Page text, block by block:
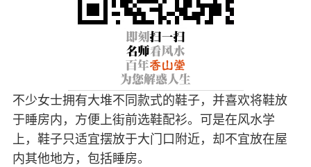
不少女士拥有大堆不同款式的鞋子，并喜欢将鞋放
于睡房内，方便上街前选鞋配衫。可是在风水学
上，鞋子只适宜摆放于大门口附近，却不宜放在屋
内其他地方，包括睡房。